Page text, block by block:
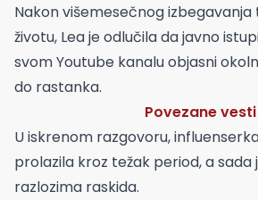
Nakon višemesečnog
životu, Lea je odlučila da javno
svom Youtube kanalu objasni
do rastanka.
Povezane vesti
U iskrenom razgovoru,
prolazila kroz težak period, a sada
razlozima raskida.